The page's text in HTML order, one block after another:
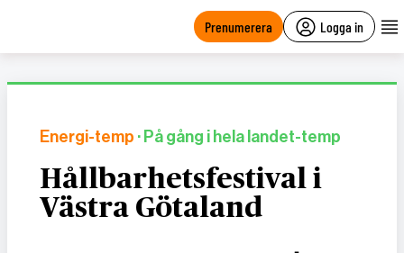
Prenumerera Logga in
Energi-temp · På gång i hela landet-temp
Hållbarhetsfestival i
Västra Götaland